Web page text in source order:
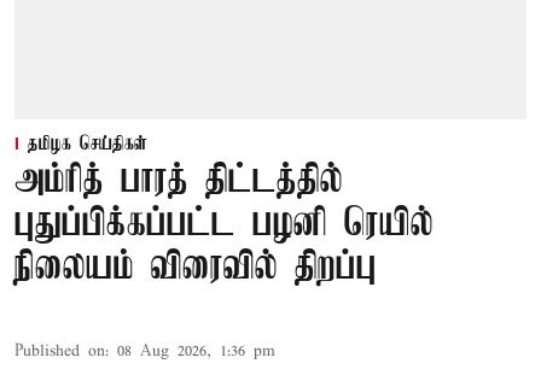
தமிழக செய்திகள்
அம்ரித் பாரத் திட்டத்தில்
புதுப்பிக்கப்பட்ட பழனி ரெயில்
நிலையம் விரைவில் திறப்பு
Published on: 08 Aug 2026, 1:36 pm